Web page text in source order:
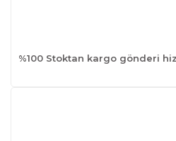
%100 Stoktan kargo gönderi